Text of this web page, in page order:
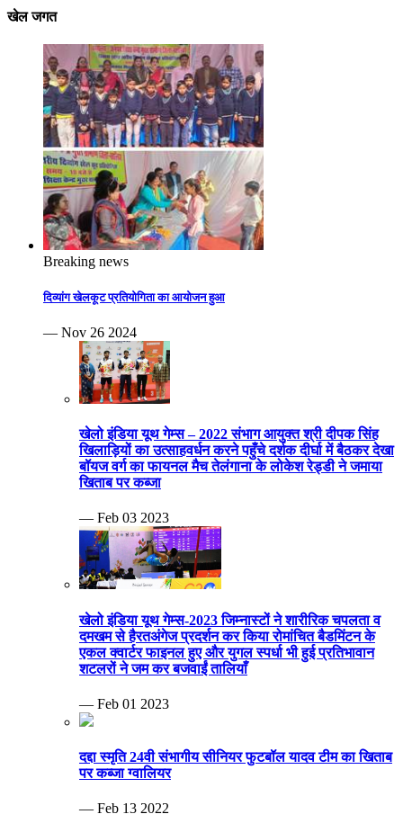
खेल जगत
Breaking news
दिव्यांग खेलकूट प्रतियोगिता का आयोजन हुआ
— Nov 26 2024
खेलो इंडिया यूथ गेम्स – 2022 संभाग आयुक्त श्री दीपक सिंह
खिलाड़ियों का उत्साहवर्धन करने पहुँचे दर्शक दीर्घा में बैठकर देखा
बॉयज वर्ग का फायनल मैच तेलंगाना के लोकेश रेड्डी ने जमाया
खिताब पर कब्जा
— Feb 03 2023
खेलो इंडिया यूथ गेम्स-2023 जिम्नास्टों ने शारीरिक चपलता व
दमखम से हैरतअंगेज प्रदर्शन कर किया रोमांचित बैडमिंटन के
एकल क्वार्टर फाइनल हुए और युगल स्पर्धा भी हुई प्रतिभावान
शटलरों ने जम कर बजवाईं तालियाँ
— Feb 01 2023
दद्दा स्मृति 24वी संभागीय सीनियर फुटबॉल यादव टीम का खिताब
पर कब्जा ग्वालियर
— Feb 13 2022